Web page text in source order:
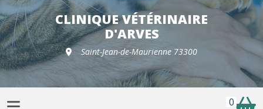
Sélection de croquettes vétérinaire
CLINIQUE VÉTÉRINAIRE
D'ARVES
Saint-Jean-de-Maurienne 73300
0